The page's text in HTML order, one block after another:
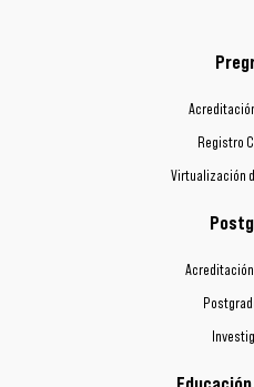
Registro
Virtualización